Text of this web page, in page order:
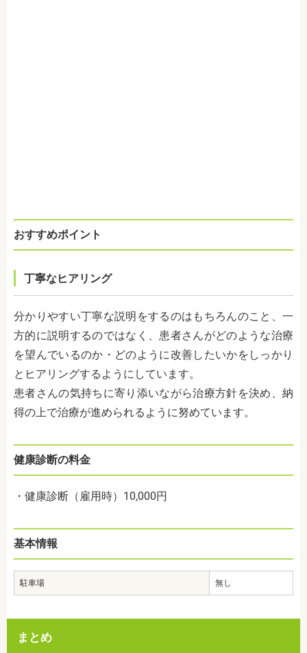
おすすめポイント
丁寧なヒアリング
分かりやすい丁寧な説明をするのはもちろんのこと、一
方的に説明するのではなく、患者さんがどのような治療
を望んでいるのか・どのように改善したいかをしっかり
とヒアリングするようにしています。
患者さんの気持ちに寄り添いながら治療方針を決め、納
得の上で治療が進められるように努めています。
健康診断の料金
・健康診断（雇用時）10,000円
基本情報
駐車場 無し
まとめ